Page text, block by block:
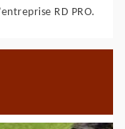
RD PRO.